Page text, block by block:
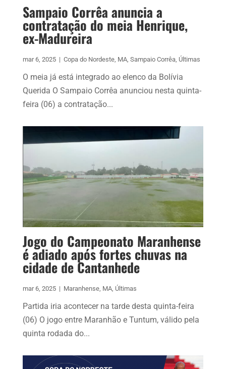
Sampaio Corrêa anuncia a
contratação do meia Henrique,
ex-Madureira
mar 6, 2025 | Copa do Nordeste, MA, Sampaio Corrêa, Últimas
O meia já está integrado ao elenco da Bolívia
Querida O Sampaio Corrêa anunciou nesta quinta-
feira (06) a contratação...
Jogo do Campeonato Maranhense
é adiado após fortes chuvas na
cidade de Cantanhede
mar 6, 2025 | Maranhense, MA, Últimas
Partida iria acontecer na tarde desta quinta-feira
(06) O jogo entre Maranhão e Tuntum, válido pela
quinta rodada do...